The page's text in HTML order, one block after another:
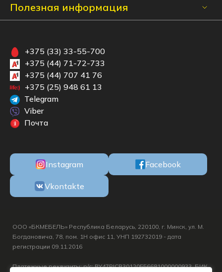
Полезная информация
+375 (33) 33-55-700
+375 (44) 71-72-733
+375 (44) 707 41 76
+375 (25) 948 61 13
Telegram
Viber
Почта
Instagram Facebook
Vkontakte
ООО «БКМЕБЕЛЬ» Республика Беларусь, 220100, г. Минск, ул. М.
Богдановича, 78, пом. 1Н офис 11, УНП 192732019 - дата
регистрации 09.11.2016
Платежные реквизиты: р/с: BY47PJCB30120556681000000933, БИК